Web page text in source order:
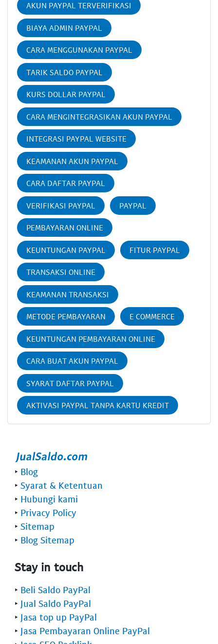
AKUN PAYPAL TERVERIFIKASI
BIAYA ADMIN PAYPAL
CARA MENGGUNAKAN PAYPAL
TARIK SALDO PAYPAL
KURS DOLLAR PAYPAL
CARA MENGINTEGRASIKAN AKUN PAYPAL
INTEGRASI PAYPAL WEBSITE
KEAMANAN AKUN PAYPAL
CARA DAFTAR PAYPAL
VERIFIKASI PAYPAL PAYPAL
PEMBAYARAN ONLINE
KEUNTUNGAN PAYPAL FITUR PAYPAL
TRANSAKSI ONLINE
KEAMANAN TRANSAKSI
METODE PEMBAYARAN E COMMERCE
KEUNTUNGAN PEMBAYARAN ONLINE
CARA BUAT AKUN PAYPAL
SYARAT DAFTAR PAYPAL
AKTIVASI PAYPAL TANPA KARTU KREDIT
‣ Blog
‣ Syarat & Ketentuan
‣ Hubungi kami
‣ Privacy Policy
‣ Sitemap
‣ Blog Sitemap
Stay in touch
‣ Beli Saldo PayPal
‣ Jual Saldo PayPal
‣ Jasa top up PayPal
‣ Jasa Pembayaran Online PayPal